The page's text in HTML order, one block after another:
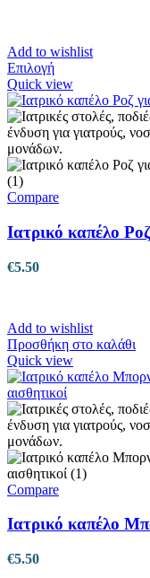
Add to wishlist
ΕπιλογήΑυτό
το
προϊόν
έχει
πολλαπλές
παραλλαγές.
Οι
μπορούν
επιλεγούν
στη
Quick view
Compare
Ιατρικό καπέλο Ροζ
€5.50
Add to wishlist
Προσθήκη στο καλάθι
Quick view
Compare
Ιατρικό καπέλο
€5.50